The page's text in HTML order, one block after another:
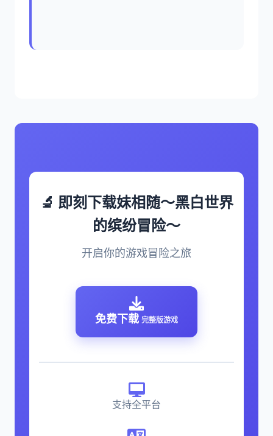
🔬 即刻下载妹相随～黑白世界
的缤纷冒险～
开启你的游戏冒险之旅
免费下载 完整版游戏
支持全平台